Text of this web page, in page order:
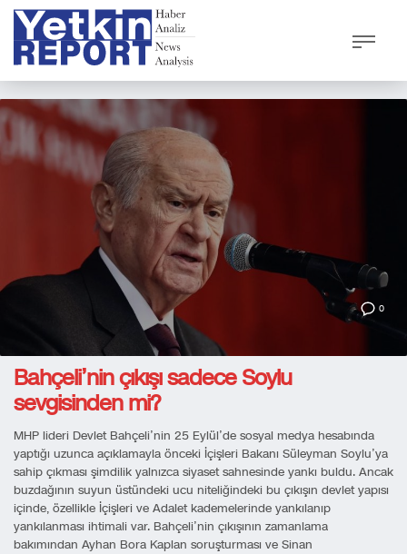
0
Bahçeli’nin çıkışı sadece Soylu
sevgisinden mi?
MHP lideri Devlet Bahçeli’nin 25 Eylül’de sosyal medya hesabında
yaptığı uzunca açıklamayla önceki İçişleri Bakanı Süleyman Soylu’ya
sahip çıkması şimdilik yalnızca siyaset sahnesinde yankı buldu. Ancak
buzdağının suyun üstündeki ucu niteliğindeki bu çıkışın devlet yapısı
içinde, özellikle İçişleri ve Adalet kademelerinde yankılanıp
yankılanması ihtimali var. Bahçeli’nin çıkışının zamanlama
bakımından Ayhan Bora Kaplan soruşturması ve Sinan